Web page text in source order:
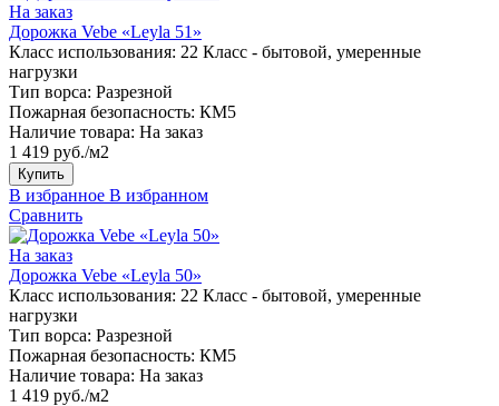
На заказ
Дорожка Vebe «Leyla 51»
Класс использования: 22 Класс - бытовой, умеренные
нагрузки
Тип ворса: Разрезной
Пожарная безопасность: КМ5
Наличие товара: На заказ
1 419 руб./м2
Купить
В избранное В избранном
Сравнить
На заказ
Дорожка Vebe «Leyla 50»
Класс использования: 22 Класс - бытовой, умеренные
нагрузки
Тип ворса: Разрезной
Пожарная безопасность: КМ5
Наличие товара: На заказ
1 419 руб./м2